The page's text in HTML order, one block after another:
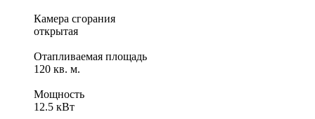
Камера сгорания
открытая
Отапливаемая площадь
120 кв. м.
Мощность
12.5 кВт